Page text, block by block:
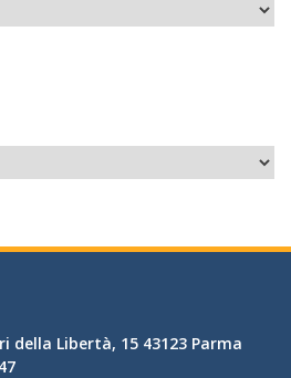
della Libertà, 15 43123 Parma